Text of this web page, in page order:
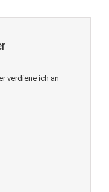
verdiene ich an